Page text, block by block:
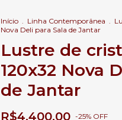
Início . Linha Contemporânea .
Nova Deli para Sala de Jantar
Lustre de
120x32 Nova
de Jantar
R$4.400,00 -25% OFF